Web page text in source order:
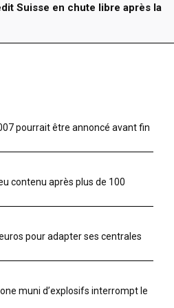
Suisse en chute libre après la
pourrait être annoncé avant fin
contenu après plus de 100
pour adapter ses centrales
muni d’explosifs interrompt le